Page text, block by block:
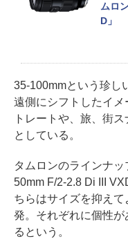
ムロ
D」
35-100mmという珍し
遠側にシフトしたイ
トレートや、旅、街
としている。
タムロンのラインナ
50mm F/2-2.8 Di III
ちらはサイズを抑え
発。それぞれに個性
るという。